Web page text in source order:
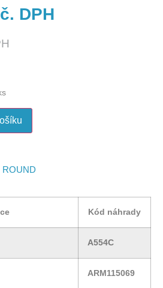
DPH
ROUND
Kód náhrady
A554C
ARM115069